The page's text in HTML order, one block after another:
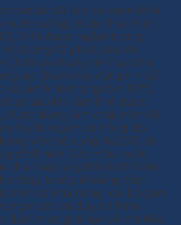
sắt để loại bỏ asen khỏi
nước uống) được thực hiện
RHA được ngâm trong
trong 10 phút, sau đó
(3M) và khuấy liên tục cho
sệt (bùn) này đạt pH = 6,5.
làm khô trong lò ở 110°C
sau khi làm khô được
được dùng làm chất nền để
Nước ngầm có nồng độ
việc bổ sung As2O3) đi
chất nền. Các mẫu nước
thu thập và phân tích hàm
thấy, trong khoảng thời
nền có khả năng loại bỏ gần
nước và duy trì hàm
dưới mức giới hạn về chỉ tiêu